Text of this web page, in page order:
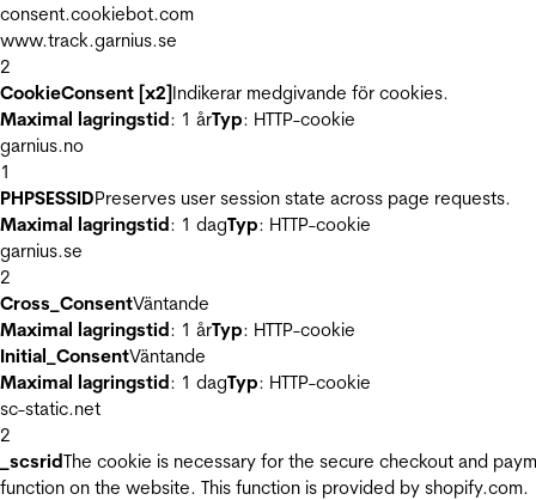
consent.cookiebot.com
www.track.garnius.se
2
CookieConsent [x2]Indikerar medgivande för cookies.
Maximal lagringstid: 1 årTyp: HTTP-cookie
garnius.no
1
PHPSESSIDPreserves user session state across page requests.
Maximal lagringstid: 1 dagTyp: HTTP-cookie
garnius.se
2
Cross_ConsentVäntande
Maximal lagringstid: 1 årTyp: HTTP-cookie
Initial_ConsentVäntande
Maximal lagringstid: 1 dagTyp: HTTP-cookie
sc-static.net
2
_scsridThe cookie is necessary for the secure checkout and
function on the website. This function is provided by shopify.com.